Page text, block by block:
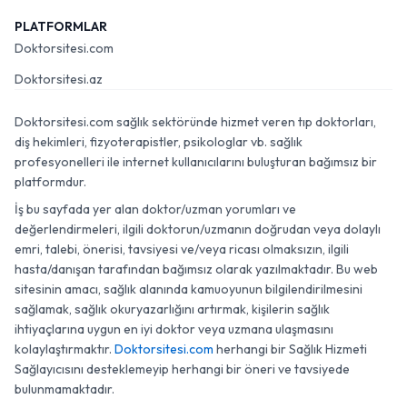
PLATFORMLAR
Doktorsitesi.com
Doktorsitesi.az
Doktorsitesi.com sağlık sektöründe hizmet veren tıp doktorları,
diş hekimleri, fizyoterapistler, psikologlar vb. sağlık
profesyonelleri ile internet kullanıcılarını buluşturan bağımsız bir
platformdur.
İş bu sayfada yer alan doktor/uzman yorumları ve
değerlendirmeleri, ilgili doktorun/uzmanın doğrudan veya dolaylı
emri, talebi, önerisi, tavsiyesi ve/veya ricası olmaksızın, ilgili
hasta/danışan tarafından bağımsız olarak yazılmaktadır. Bu web
sitesinin amacı, sağlık alanında kamuoyunun bilgilendirilmesini
sağlamak, sağlık okuryazarlığını artırmak, kişilerin sağlık
ihtiyaçlarına uygun en iyi doktor veya uzmana ulaşmasını
kolaylaştırmaktır. Doktorsitesi.com herhangi bir Sağlık Hizmeti
Sağlayıcısını desteklemeyip herhangi bir öneri ve tavsiyede
bulunmamaktadır.